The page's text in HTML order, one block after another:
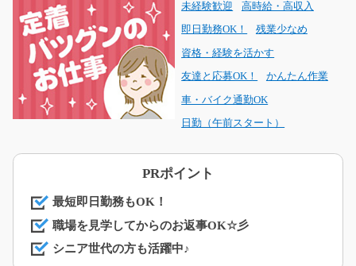
未経験歓迎 高時給・高収入
即日勤務OK！ 残業少なめ
資格・経験を活かす
友達と応募OK！ かんたん作業
車・バイク通勤OK
日勤（午前スタート）
PRポイント
最短即日勤務もOK！
職場を見学してからのお返事OK☆彡
シニア世代の方も活躍中♪